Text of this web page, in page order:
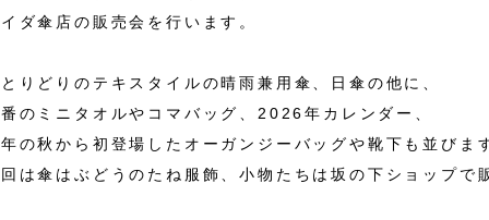
ダ傘店の販売会を行います。
りどりのテキスタイルの晴雨兼用傘、日傘の他に、
のミニタオルやコマバッグ、2026年カレンダー、
の秋から初登場したオーガンジーバッグや靴下も並びま
は傘はぶどうのたね服飾、小物たちは坂の下ショップで